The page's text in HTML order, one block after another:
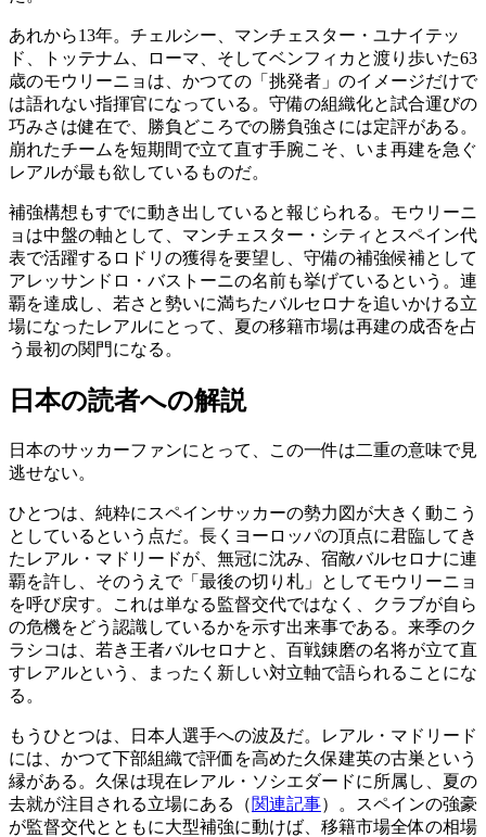
あれから13年。チェルシー、マンチェスター・ユナイテッ
ド、トッテナム、ローマ、そしてベンフィカと渡り歩いた63
歳のモウリーニョは、かつての「挑発者」のイメージだけで
は語れない指揮官になっている。守備の組織化と試合運びの
巧みさは健在で、勝負どころでの勝負強さには定評がある。
崩れたチームを短期間で立て直す手腕こそ、いま再建を急ぐ
レアルが最も欲しているものだ。
補強構想もすでに動き出していると報じられる。モウリーニ
ョは中盤の軸として、マンチェスター・シティとスペイン代
表で活躍するロドリの獲得を要望し、守備の補強候補として
アレッサンドロ・バストーニの名前も挙げているという。連
覇を達成し、若さと勢いに満ちたバルセロナを追いかける立
場になったレアルにとって、夏の移籍市場は再建の成否を占
う最初の関門になる。
日本の読者への解説
日本のサッカーファンにとって、この一件は二重の意味で見
逃せない。
ひとつは、純粋にスペインサッカーの勢力図が大きく動こう
としているという点だ。長くヨーロッパの頂点に君臨してき
たレアル・マドリードが、無冠に沈み、宿敵バルセロナに連
覇を許し、そのうえで「最後の切り札」としてモウリーニョ
を呼び戻す。これは単なる監督交代ではなく、クラブが自ら
の危機をどう認識しているかを示す出来事である。来季のク
ラシコは、若き王者バルセロナと、百戦錬磨の名将が立て直
すレアルという、まったく新しい対立軸で語られることにな
る。
もうひとつは、日本人選手への波及だ。レアル・マドリード
には、かつて下部組織で評価を高めた久保建英の古巣という
縁がある。久保は現在レアル・ソシエダードに所属し、夏の
去就が注目される立場にある（関連記事）。スペインの強豪
が監督交代とともに大型補強に動けば、移籍市場全体の相場